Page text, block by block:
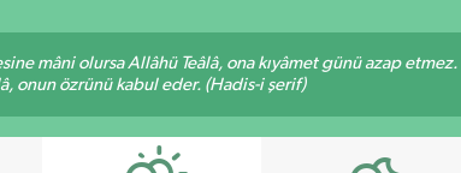
mâni olursa Allâhü Teâlâ, ona kıyâmet günü azap
onun özrünü kabul eder. (Hadis-i şerif)